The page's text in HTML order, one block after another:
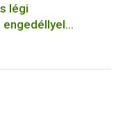
légi
engedéllyel